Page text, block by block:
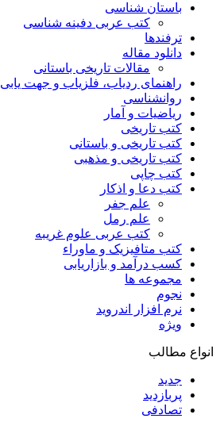
باستان شناسی
کتب عربی دفینه شناسی
ترفندها
دانلود مقاله
مقالات تاریخی باستانی
راهنمای ردیاب، فلزیاب و جهت یابی
روانشناسی
ریاضیات و آمار
کتب تاریخی
کتب تاریخی و باستانی
کتب تاریخی و مذهبی
کتب چاپی
کتب دعا و اذکار
علم جفر
علم رمل
کتب عربی علوم غریبه
کتب متافیزیک و ماوراء
کسب درآمد و بازاریابی
مجموعه ها
نجوم
نرم افزار اندروید
ویژه
انواع مطالب
جدید
پربازدید
تصادفی